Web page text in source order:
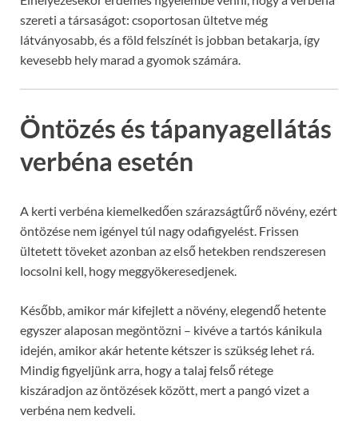
szereti a társaságot: csoportosan ültetve még
látványosabb, és a föld felszínét is jobban betakarja, így
kevesebb hely marad a gyomok számára.
Öntözés és tápanyagellátás
verbéna esetén
A kerti verbéna kiemelkedően szárazságtűrő növény, ezért
öntözése nem igényel túl nagy odafigyelést. Frissen
ültetett töveket azonban az első hetekben rendszeresen
locsolni kell, hogy meggyökeresedjenek.
Később, amikor már kifejlett a növény, elegendő hetente
egyszer alaposan megöntözni – kivéve a tartós kánikula
idején, amikor akár hetente kétszer is szükség lehet rá.
Mindig figyeljünk arra, hogy a talaj felső rétege
kiszáradjon az öntözések között, mert a pangó vizet a
verbéna nem kedveli.